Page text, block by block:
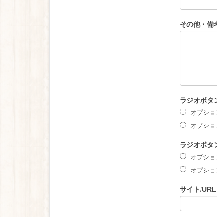
その他・備
ラジオボタ
オプショ
オプシ
ラジオボタ
オプショ
オプシ
サイト/URL